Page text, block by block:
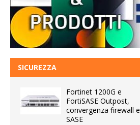
SICUREZZA
Fortinet 1200G e
FortiSASE Outpost,
convergenza firewall e
SASE